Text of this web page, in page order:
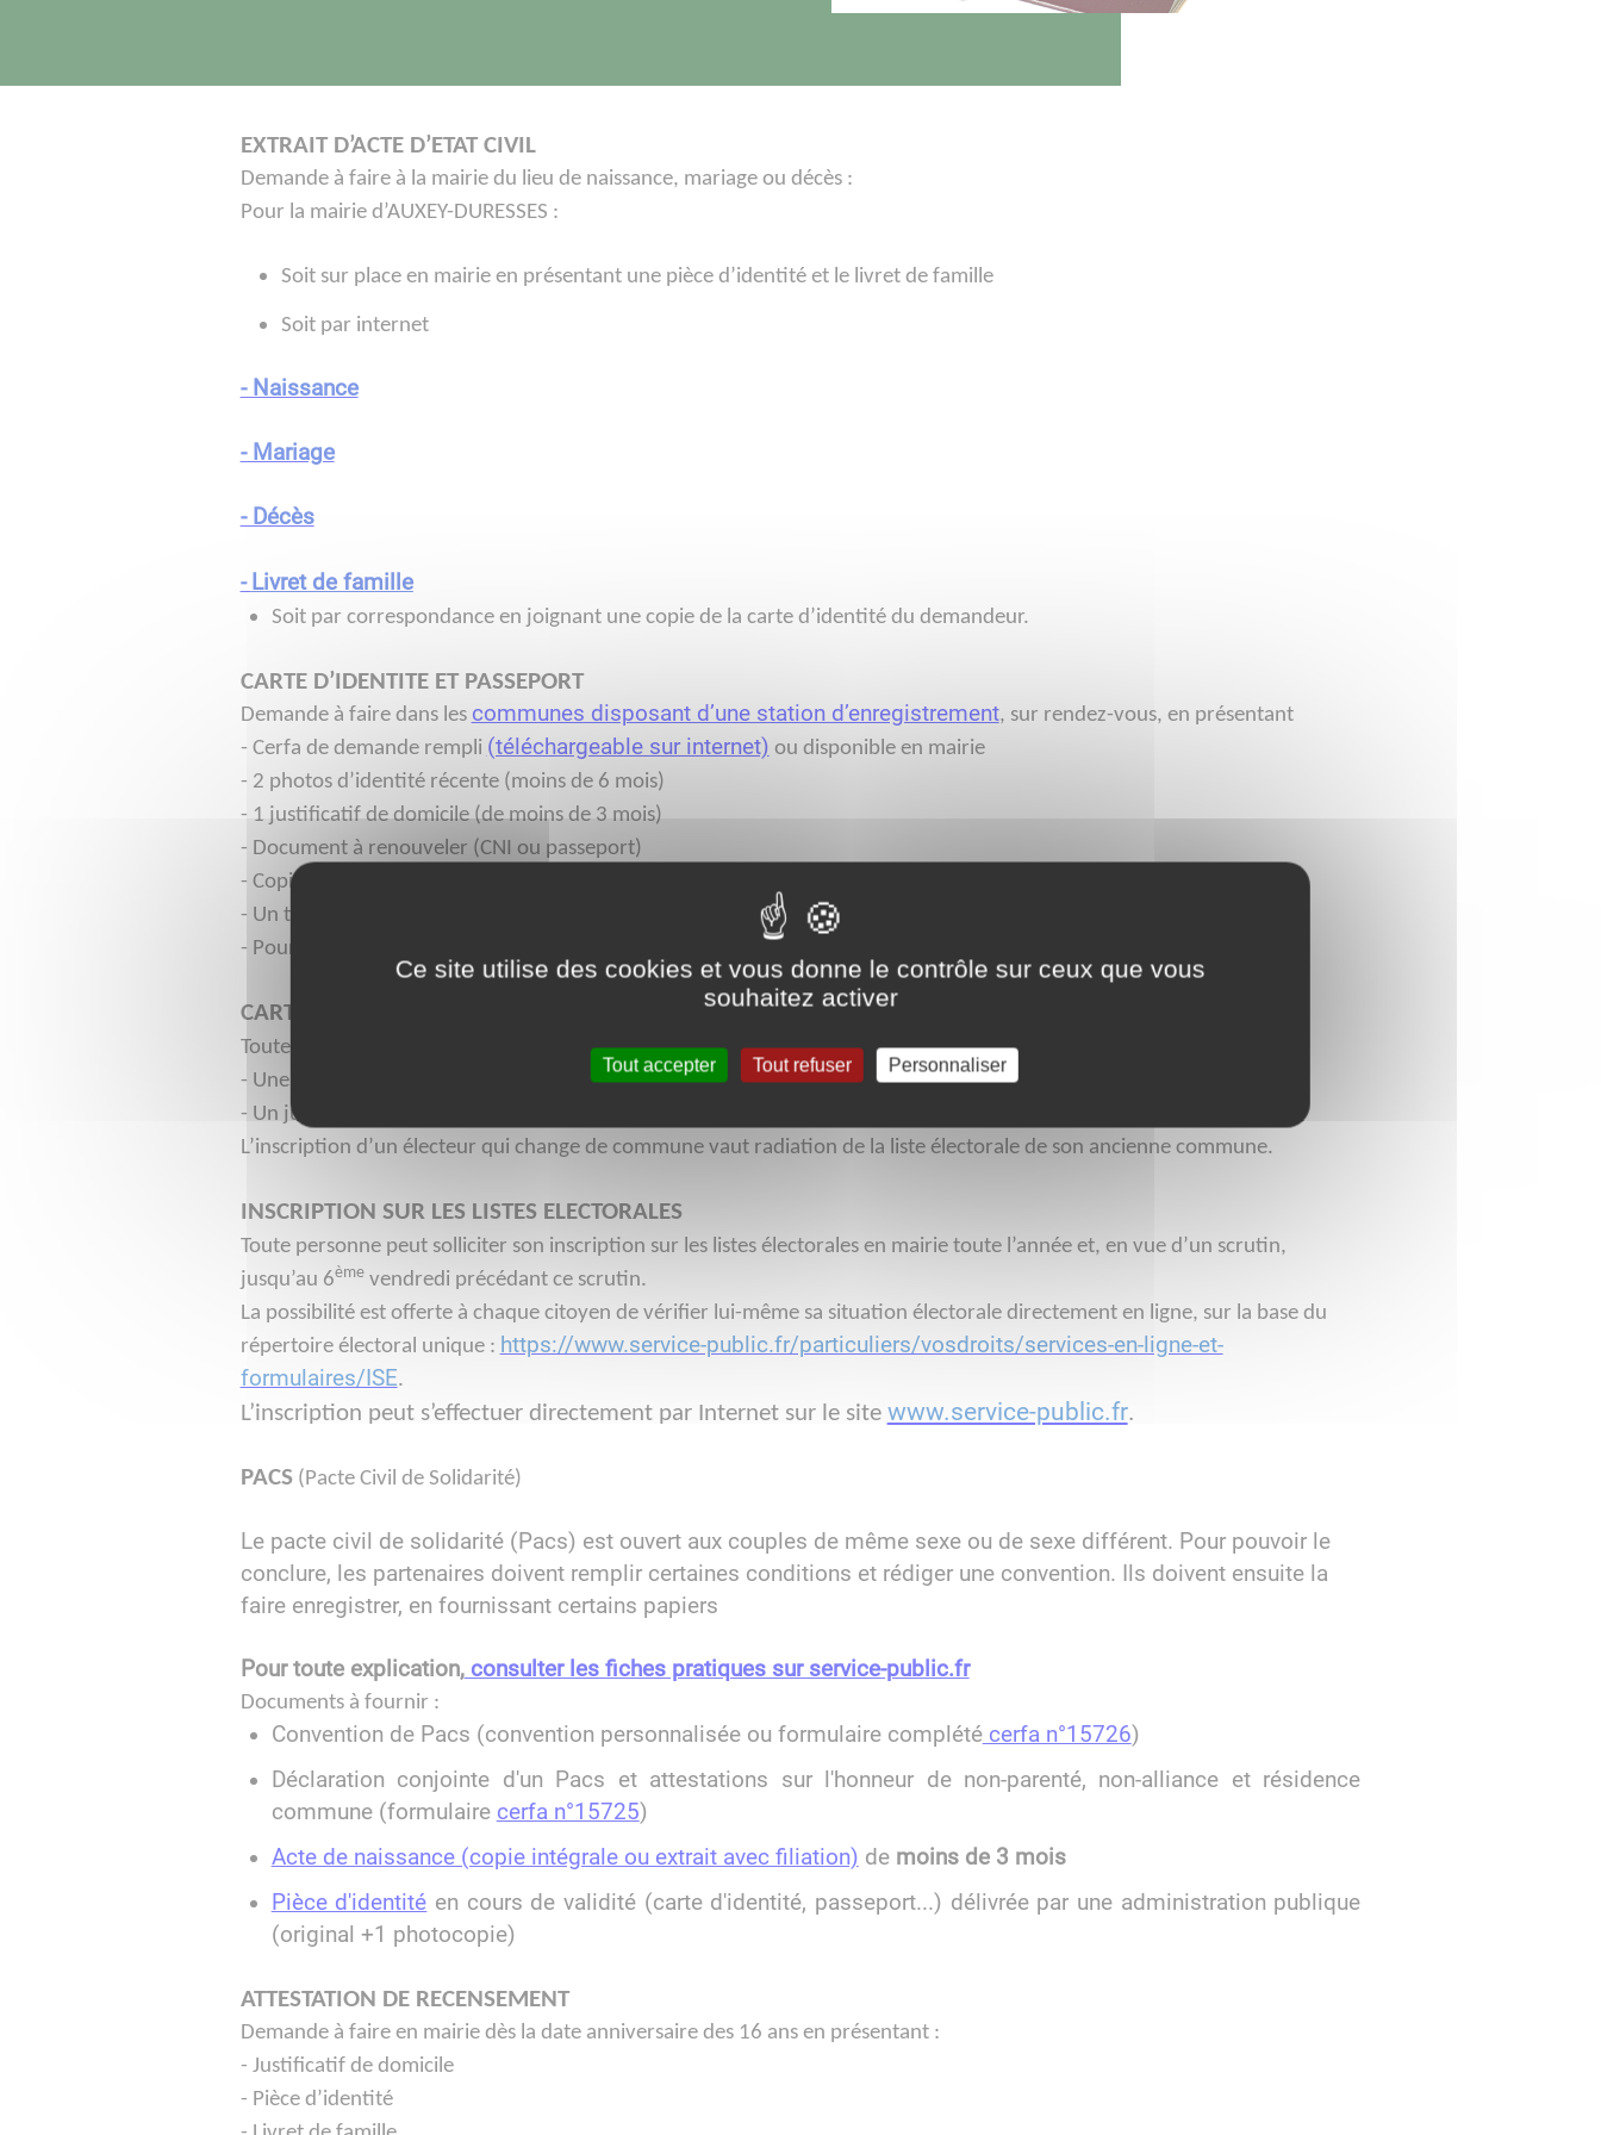
EXTRAIT D’ACTE D’ETAT CIVIL
Demande à faire à la mairie du lieu de naissance, mariage ou décès :
Pour la mairie d’AUXEY-DURESSES :
Soit sur place en mairie en présentant une pièce d’identité et le livret de famille
Soit par internet
- Naissance
- Mariage
- Décès
- Livret de famille
Soit par correspondance en joignant une copie de la carte d’identité du demandeur.
CARTE D’IDENTITE ET PASSEPORT
Demande à faire dans les communes disposant d’une station d’enregistrement, sur rendez-vous, en présentant
- Cerfa de demande rempli (téléchargeable sur internet) ou disponible en mairie
- 2 photos d’identité récente (moins de 6 mois)
- 1 justificatif de domicile (de moins de 3 mois)
- Document à renouveler (CNI ou passeport)
- Copie intégrale d’acte de naissance, de moins de 3 mois (1ère demande ou si la carte est périmé depuis plus d’1 an)
- Un timbre fiscal de 25 € en cas de perte ou de vol de l’ancien document
- Pour le passeport, timbre fiscal à 86 € (personne majeure) 42 € (entre 15 et 18ans) ou 17€ (moins de 15 ans)
CARTE ELECTORALE
(Inscription d’office pour les jeunes atteignant l’âge de 18 ans)
Toute autre demande est à faire à la mairie en présentant
- Une pièce d’identité en cours de validité
- Un justificatif de domicile
L’inscription d’un électeur qui change de commune vaut radiation de la liste électorale de son ancienne commune.
INSCRIPTION SUR LES LISTES ELECTORALES
Toute personne peut solliciter son inscription sur les listes électorales en mairie toute l’année et, en vue d’un scrutin,
jusqu’au 6èmevendredi précédant ce scrutin.
La possibilité est offerte à chaque citoyen de vérifier lui-même sa situation électorale directement en ligne, sur la base du
répertoire électoral unique : https://www.service-public.fr/particuliers/vosdroits/services-en-ligne-et-
formulaires/ISE.
​​​​​​​L’inscription peut s’effectuer directement par Internet sur le site www.service-public.fr.
PACS (Pacte Civil de Solidarité)
Le pacte civil de solidarité (Pacs) est ouvert aux couples de même sexe ou de sexe différent. Pour pouvoir le
conclure, les partenaires doivent remplir certaines conditions et rédiger une convention. Ils doivent ensuite la
faire enregistrer, en fournissant certains papiers
Pour toute explication,consulter les fiches pratiques sur service-public.fr
Documents à fournir :
Convention de Pacs (convention personnalisée ou formulaire complétécerfa n°15726)
Déclaration conjointe d'un Pacs et attestations sur l'honneur de non-parenté, non-alliance et résidence
commune (formulaire cerfa n°15725)
Acte de naissance (copie intégrale ou extrait avec filiation) de moins de 3 mois
Pièce d'identité en cours de validité (carte d'identité, passeport...) délivrée par une administration publique
(original +1 photocopie)
ATTESTATION DE RECENSEMENT
Demande à faire en mairie dès la date anniversaire des 16 ans en présentant :
- Justificatif de domicile
- Pièce d’identité
Ce site utilise des cookies et vous donne le contrôle sur ceux que vous
souhaitez activer
Tout accepter Tout refuser Personnaliser